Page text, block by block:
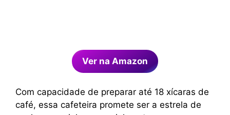
Ver na Amazon
Com capacidade de preparar até 18 xícaras de
café, essa cafeteira promete ser a estrela de